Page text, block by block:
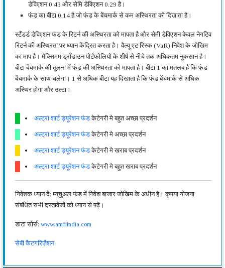
डेविएशन 0.43 और सेमि डेविएशन 0.29 है।
फंड का बीटा 0.14 है जो फंड के बेंचमार्क से कम अस्थिरता को दिखाता है।
स्टैंडर्ड डेविएशन फंड के रिटर्न की अस्थिरता को मापता है और सेमी डेविएशन केवल नेगटिव
रिटर्न की अस्थिरता पर ध्यान केंद्रित करता है। वैल्यू एट रिस्क (VaR) निवेश के जोखिम
का माप है। मैक्सिमम ड्रॉडाउन पोर्टफोलियो के शीर्ष से नीचे तक अधिकतम नुकसान है।
बीटा बेंचमार्क की तुलना में फंड की अस्थिरता को मापता है। बीटा 1 का मतलब है कि फंड
बेंचमार्क के साथ चलेगा। 1 से अधिक बीटा यह दिखाता है कि फंड बेंचमार्क से अधिक
अस्थिर होगा और उल्टा।
अल्ट्रा शार्ट ड्यूरेशन फंडकेटेगरी मे बहुत अच्छा प्रदर्शन
अल्ट्रा शार्ट ड्यूरेशन फंडकेटेगरी मे अच्छा प्रदर्शन
अल्ट्रा शार्ट ड्यूरेशन फंडकेटेगरी मे खराब प्रदर्शन
अल्ट्रा शार्ट ड्यूरेशन फंडकेटेगरी मे बहुत खराब प्रदर्शन
निवेशक ध्यान दें: म्यूचुअल फंड में निवेश बाजार जोखिम के अधीन है। कृपया योजना
संबंधित सभी दस्तावेजों को ध्यान से पढ़ें।
डाटा सोर्स: www.amfiindia.com
सेबी कैटगरिज़ैशन